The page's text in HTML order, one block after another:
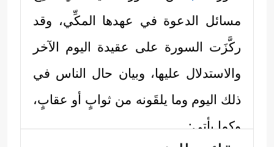
مسائل الدعوة في عهدها المكِّي، وقد
ركَّزَت السورة على عقيدة اليوم الآخر
والاستدلال عليها، وبيان حال الناس في
ذلك اليوم وما يلقَونه من ثوابٍ أو عقابٍ،
وكما يأتي: